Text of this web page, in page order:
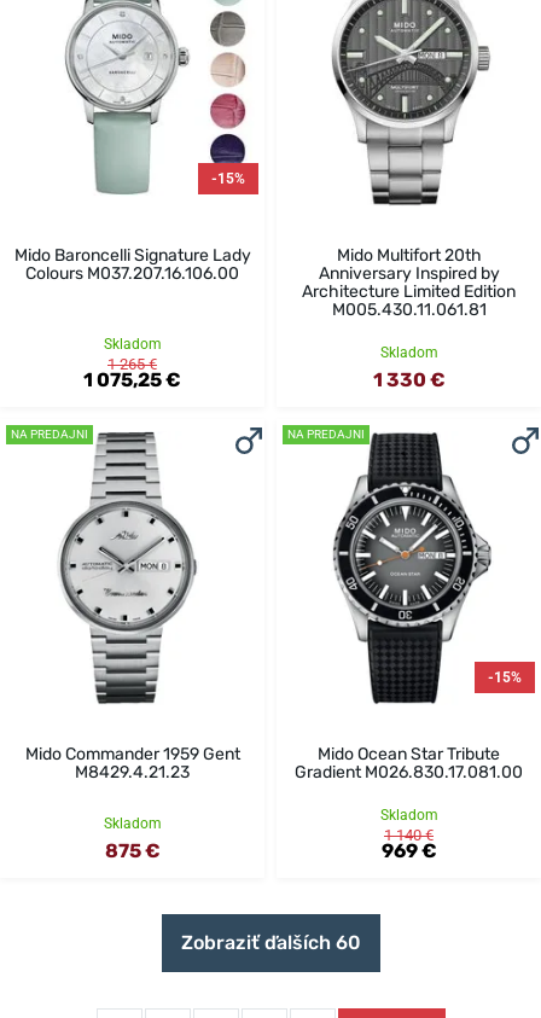
-15%
Mido Baroncelli Signature Lady
Colours M037.207.16.106.00
Skladom
1 265 €
1 075,25 €
Mido Multifort 20th
Anniversary Inspired by
Architecture Limited Edition
M005.430.11.061.81
Skladom
1 330 €
NA PREDAJNI
Mido Commander 1959 Gent
M8429.4.21.23
Skladom
875 €
NA PREDAJNI
-15%
Mido Ocean Star Tribute
Gradient M026.830.17.081.00
Skladom
1 140 €
969 €
Zobraziť ďalších 60